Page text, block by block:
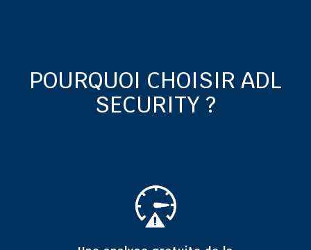
POURQUOI CHOISIR ADL
SECURITY ?